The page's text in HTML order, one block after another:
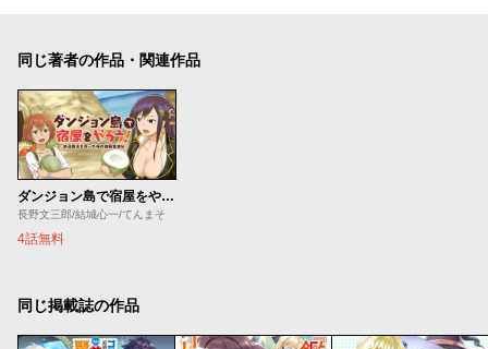
同じ著者の作品・関連作品
ダンジョン島で宿屋をやろう！ 創造魔法を貰った俺の細腕繁盛記
長野文三郎/結城心一/てんまそ
4話無料
同じ掲載誌の作品